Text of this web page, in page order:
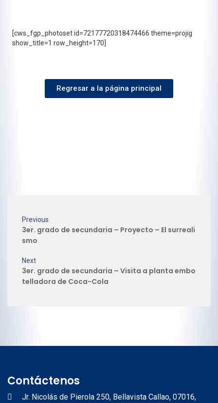
[cws_fgp_photoset id=72177720318474466 theme=projig
show_title=1 row_height=170]
Regresar a la página principal
Previous
3er. grado de secundaria – Proyecto – El surreali
smo
Next
3er. grado de secundaria – Visita a planta embo
telladora de Coca-Cola
Contáctenos
Jr. Nicolás de Pierola 250, Bellavista Callao, 07016,